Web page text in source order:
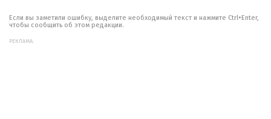
Если вы заметили ошибку, выделите необходимый текст и нажмите Ctrl+Enter,
чтобы сообщить об этом редакции.
РЕКЛАМА: